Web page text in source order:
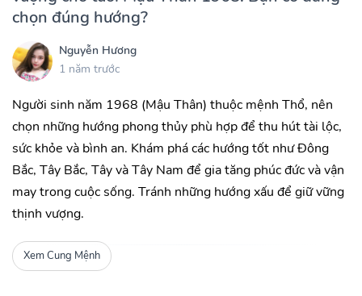
chọn đúng hướng?
Nguyễn Hương
1 năm trước
Người sinh năm 1968 (Mậu Thân) thuộc mệnh Thổ, nên
chọn những hướng phong thủy phù hợp để thu hút tài lộc,
sức khỏe và bình an. Khám phá các hướng tốt như Đông
Bắc, Tây Bắc, Tây và Tây Nam để gia tăng phúc đức và vận
may trong cuộc sống. Tránh những hướng xấu để giữ vững
thịnh vượng.
Xem Cung Mệnh